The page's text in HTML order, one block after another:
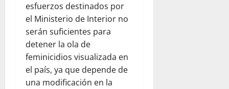
esfuerzos destinados por
el Ministerio de Interior no
serán suficientes para
detener la ola de
feminicidios visualizada en
el país, ya que depende de
una modificación en la